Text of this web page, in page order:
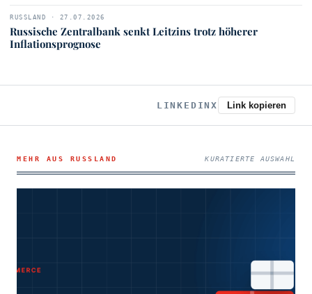
RUSSLAND · 27.07.2026
Russische Zentralbank senkt Leitzins trotz höherer
Inflationsprognose
LINKEDINX Link kopieren
MEHR AUS RUSSLAND KURATIERTE AUSWAHL